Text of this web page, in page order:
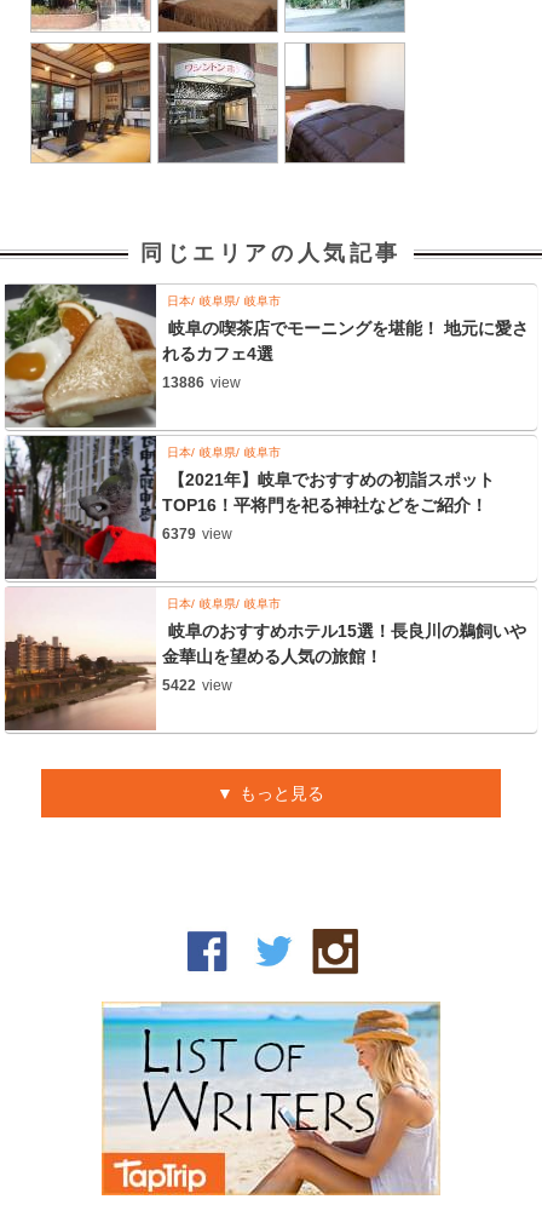
同じエリアの人気記事
日本 岐阜県 岐阜市
岐阜の喫茶店でモーニングを堪能！ 地元に愛さ
れるカフェ4選
13886 view
日本 岐阜県 岐阜市
【2021年】岐阜でおすすめの初詣スポット
TOP16！平将門を祀る神社などをご紹介！
6379 view
日本 岐阜県 岐阜市
岐阜のおすすめホテル15選！長良川の鵜飼いや
金華山を望める人気の旅館！
5422 view
もっと見る